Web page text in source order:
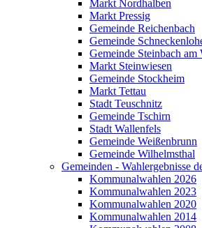
Markt Nordhalben
Markt Pressig
Gemeinde Reichenbach
Gemeinde
Gemeinde Steinbach am
Markt Steinwiesen
Gemeinde Stockheim
Markt Tettau
Stadt Teuschnitz
Gemeinde Tschirn
Stadt Wallenfels
Gemeinde Weißenbrunn
Gemeinde Wilhelmsthal
Gemeinden - Wahlergebnisse
Kommunalwahlen 2026
Kommunalwahlen 2023
Kommunalwahlen 2020
Kommunalwahlen 2014